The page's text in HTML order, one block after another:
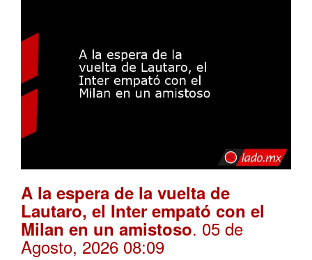
A la espera de la vuelta de
Lautaro, el Inter empató con el
Milan en un amistoso. 05 de
Agosto, 2026 08:09